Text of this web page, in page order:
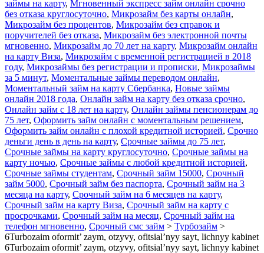
займы на карту, Мгновенный экспресс займ онлайн срочно
без отказа круглосуточно, Микрозайм без карты онлайн,
Микрозайм без процентов, Микрозайм без справок и
поручителей без отказа, Микрозайм без электронной почты
мгновенно, Микрозайм до 70 лет на карту, Микрозайм онлайн
на карту Виза, Микрозайм с временной регистрацией в 2018
году, Микрозаймы без регистрации и прописки, Микрозаймы
за 5 минут, Моментальные займы переводом онлайн,
Моментальный займ на карту Сбербанка, Новые займы
онлайн 2018 года, Онлайн займ на карту без отказа срочно,
Онлайн займ с 18 лет на карту, Онлайн займы пенсионерам до
75 лет, Оформить займ онлайн с моментальным решением,
Оформить займ онлайн с плохой кредитной историей, Срочно
деньги день в день на карту, Срочные займы до 75 лет,
Срочные займы на карту круглосуточно, Срочные займы на
карту ночью, Срочные займы с любой кредитной историей,
Срочные займы студентам, Срочный займ 15000, Срочный
займ 5000, Срочный займ без паспорта, Срочный займ на 3
месяца на карту, Срочный займ на 6 месяцев на карту,
Срочный займ на карту Виза, Срочный займ на карту с
просрочками, Срочный займ на месяц, Срочный займ на
телефон мгновенно, Срочный смс займ > Турбозайм >
6Turbozaim oformit’ zaym, otzyvy, ofitsial’nyy sayt, lichnyy kabinet
6Turbozaim oformit’ zaym, otzyvy, ofitsial’nyy sayt, lichnyy kabinet